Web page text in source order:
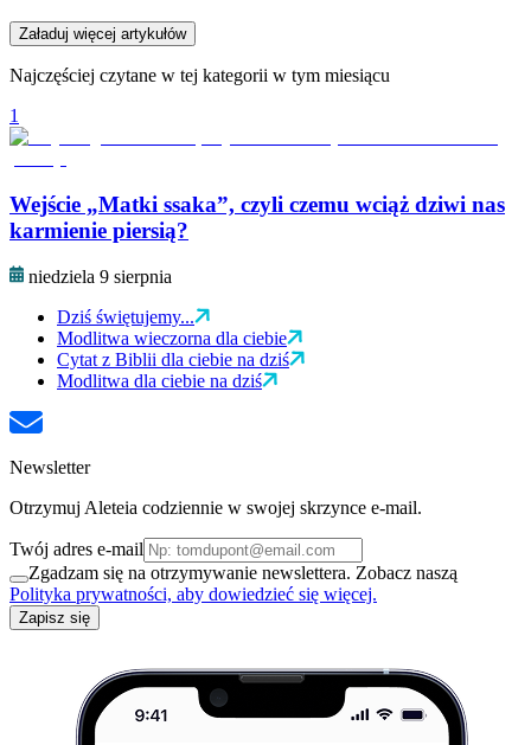
Załaduj więcej artykułów
Najczęściej czytane w tej kategorii w tym miesiącu
1
Wejście „Matki ssaka”, czyli czemu wciąż dziwi nas
karmienie piersią?
niedziela 9 sierpnia
Dziś świętujemy...
Modlitwa wieczorna dla ciebie
Cytat z Biblii dla ciebie na dziś
Modlitwa dla ciebie na dziś
Newsletter
Otrzymuj Aleteia codziennie w swojej skrzynce e-mail.
Twój adres e-mail
Zgadzam się na otrzymywanie newslettera. Zobacz naszą
Polityka prywatności, aby dowiedzieć się więcej.
Zapisz się